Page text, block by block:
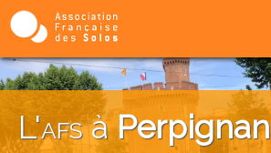
L'afsàPerpignan